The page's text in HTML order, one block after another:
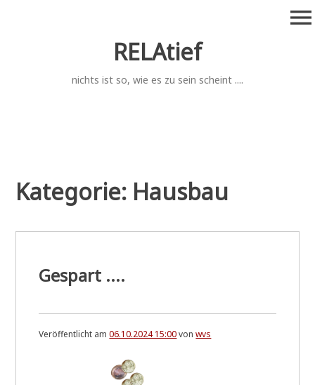
RELAtief
nichts ist so, wie es zu sein scheint ....
menu
Kategorie: Hausbau
Gespart ....
Veröffentlicht am06.10.2024 15:00vonwvs